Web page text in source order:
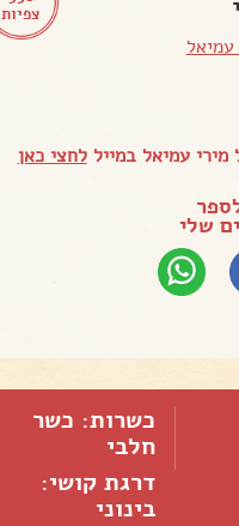
צפיות
עמיאל
עמיאל במייללחצי כאן
שלי
כשרות: כשר
חלבי
דרגת קושי:
בינוני